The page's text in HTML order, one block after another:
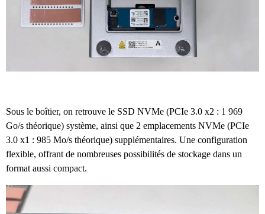
Sous le boîtier, on retrouve le SSD NVMe (PCIe 3.0 x2 : 1 969
Go/s théorique) système, ainsi que 2 emplacements NVMe (PCIe
3.0 x1 : 985 Mo/s théorique) supplémentaires. Une configuration
flexible, offrant de nombreuses possibilités de stockage dans un
format aussi compact.